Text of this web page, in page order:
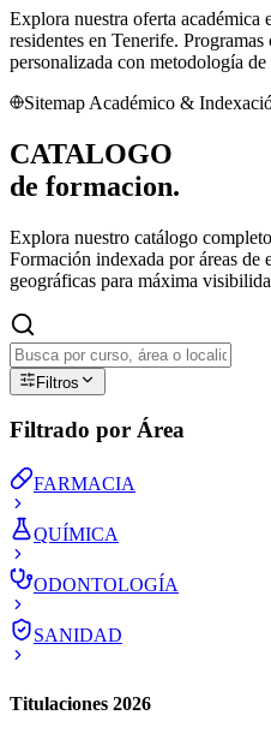
Explora nuestra oferta académica
residentes en Tenerife.
personalizada con metodología de
Sitemap Académico &
CATALOGO
de formacion.
Explora nuestro catálogo
Formación indexada por áreas de
geográficas para máxima
Filtros
Filtrado por Área
FARMACIA
QUÍMICA
ODONTOLOGÍA
SANIDAD
Titulaciones 2026